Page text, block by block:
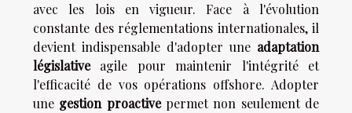
avec les lois en vigueur. Face à l'évolution
constante des réglementations internationales, il
devient indispensable d'adopter une adaptation
législativeagile pour maintenir l'intégrité et
l'efficacité de vos opérations offshore. Adopter
une gestion proactivepermet non seulement de